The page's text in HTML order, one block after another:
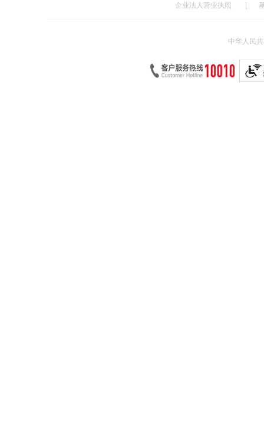
企业法人营业执照
中华人民